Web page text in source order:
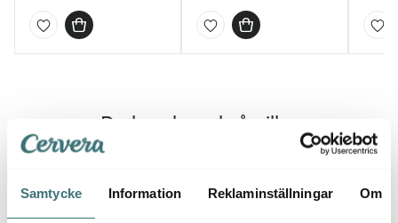
Samtycke Information Reklaminställningar Om
Du kanske också gillar